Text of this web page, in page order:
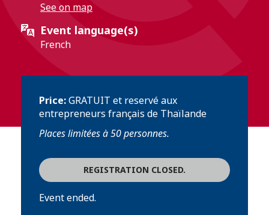
See on map
Event language(s)
French
Price:GRATUIT et reservé aux
entrepreneurs français de Thaïlande
Places limitées à 50 personnes.
REGISTRATION CLOSED.
Event ended.